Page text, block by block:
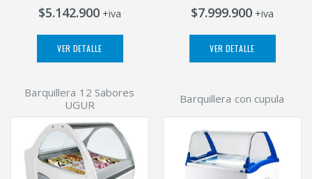
$5.142.900 +iva
VER DETALLE
$7.999.900 +iva
VER DETALLE
Barquillera 12 Sabores
UGUR
Barquillera con cupula